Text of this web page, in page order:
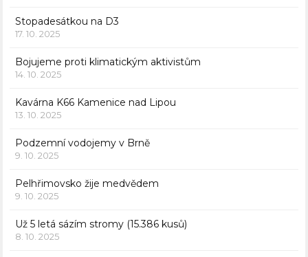
Stopadesátkou na D3
17. 10. 2025
Bojujeme proti klimatickým aktivistům
14. 10. 2025
Kavárna K66 Kamenice nad Lipou
13. 10. 2025
Podzemní vodojemy v Brně
9. 10. 2025
Pelhřimovsko žije medvědem
9. 10. 2025
Už 5 letá sázím stromy (15.386 kusů)
8. 10. 2025